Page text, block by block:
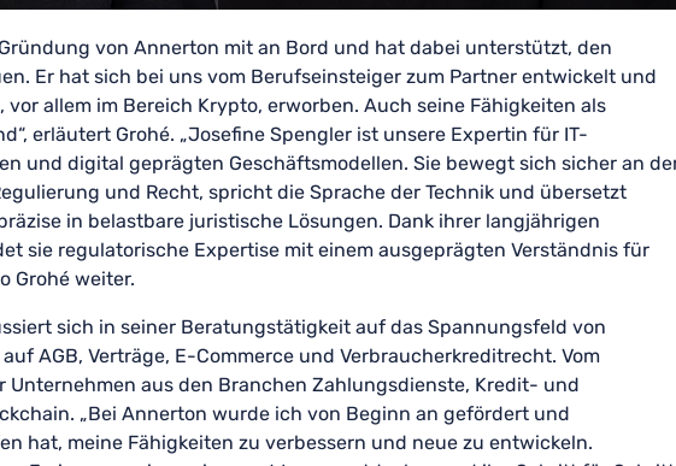
von Annerton mit an Bord und hat dabei unterstützt, den
Er hat sich bei uns vom Berufseinsteiger zum Partner entwickelt und
allem im Bereich Krypto, erworben. Auch seine Fähigkeiten als
erläutert Grohé. „Josefine Spengler ist unsere Expertin für IT-
und digital geprägten Geschäftsmodellen. Sie bewegt sich sicher an
und Recht, spricht die Sprache der Technik und übersetzt
in belastbare juristische Lösungen. Dank ihrer langjährigen
sie regulatorische Expertise mit einem ausgeprägten Verständnis für
Grohé weiter.
sich in seiner Beratungstätigkeit auf das Spannungsfeld von
AGB, Verträge, E-Commerce und Verbraucherkreditrecht. Vom
Unternehmen aus den Branchen Zahlungsdienste, Kredit- und
„Bei Annerton wurde ich von Beginn an gefördert und
hat, meine Fähigkeiten zu verbessern und neue zu entwickeln.